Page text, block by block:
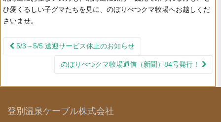
ひ愛くるしい子グマたちを見に、のぼりべつクマ牧場へお越しくだ
さいませ。
投稿ナビゲーション
5/3～5/5 送迎サービス休止のお知らせ
のぼりべつクマ牧場通信（新聞）84号発行！
登別温泉ケーブル株式会社